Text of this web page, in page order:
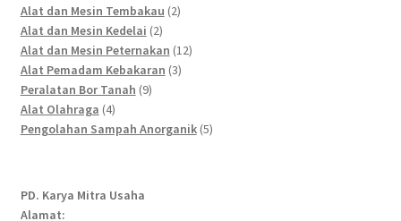
products
Alat dan Mesin Tembakau 22
Alat dan Mesin Kedelai 22
products
Alat dan Mesin Peternakan 1212
Alat Pemadam Kebakaran 33
Peralatan Bor Tanah 99
Alat Olahraga 44
products
Pengolahan Sampah Anorganik 55
PD. Karya Mitra Usaha
Alamat: